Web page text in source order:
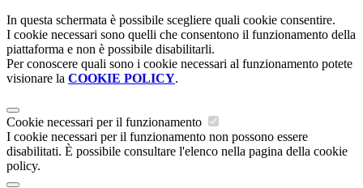
In questa schermata è possibile scegliere quali cookie consentire.
I cookie necessari sono quelli che consentono il funzionamento della
piattaforma e non è possibile disabilitarli.
Per conoscere quali sono i cookie necessari al funzionamento potete
visionare la COOKIE POLICY.
Cookie necessari per il funzionamento
I cookie necessari per il funzionamento non possono essere
disabilitati. È possibile consultare l'elenco nella pagina della cookie
policy.